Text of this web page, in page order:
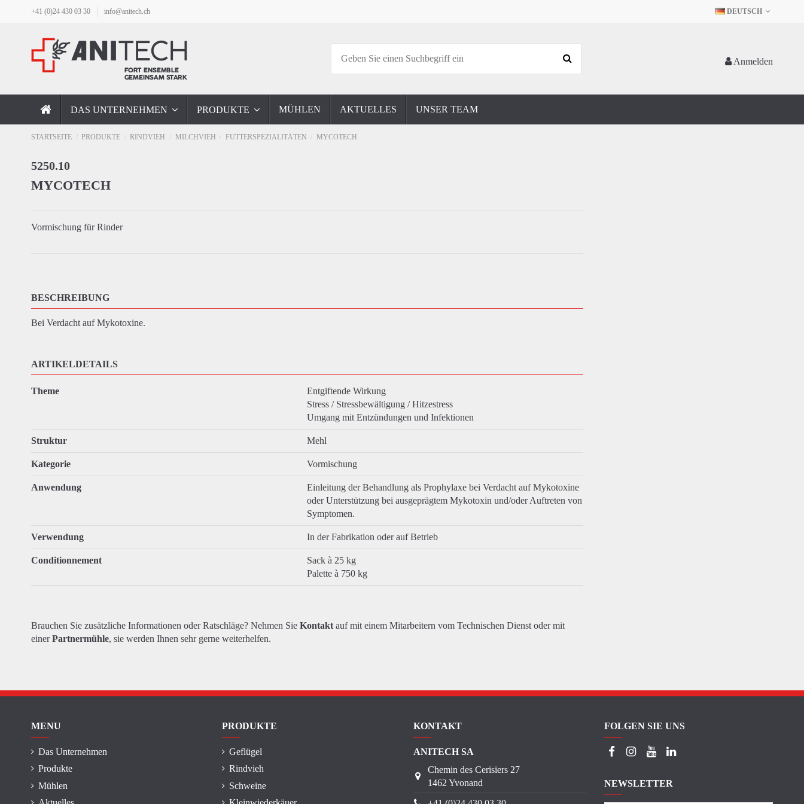
+41 (0)24 430 03 30 info@anitech.ch DEUTSCH
Anmelden
DAS UNTERNEHMEN PRODUKTE MÜHLEN AKTUELLES UNSER TEAM
STARTSEITE PRODUKTE RINDVIEH MILCHVIEH FUTTERSPEZIALITÄTEN MYCOTECH
5250.10
MYCOTECH
Vormischung für Rinder
BESCHREIBUNG
Bei Verdacht auf Mykotoxine.
ARTIKELDETAILS
Theme
Entgiftende Wirkung
Stress / Stressbewältigung / Hitzestress
Umgang mit Entzündungen und Infektionen
Struktur Mehl
Kategorie Vormischung
Anwendung
Einleitung der Behandlung als Prophylaxe bei Verdacht auf Mykotoxine
oder Unterstützung bei ausgeprägtem Mykotoxin und/oder Auftreten von
Symptomen.
Verwendung In der Fabrikation oder auf Betrieb
Conditionnement
Sack à 25 kg
Palette à 750 kg
Brauchen Sie zusätzliche Informationen oder Ratschläge? Nehmen Sie Kontakt auf mit einem Mitarbeitern vom Technischen Dienst oder mit
einerPartnermühle, sie werden Ihnen sehr gerne weiterhelfen.
MENU
Das Unternehmen
Produkte
Mühlen
PRODUKTE
Geflügel
Rindvieh
Schweine
KONTAKT
ANITECH SA
Chemin des Cerisiers 27
1462 Yvonand
FOLGEN SIE UNS
NEWSLETTER